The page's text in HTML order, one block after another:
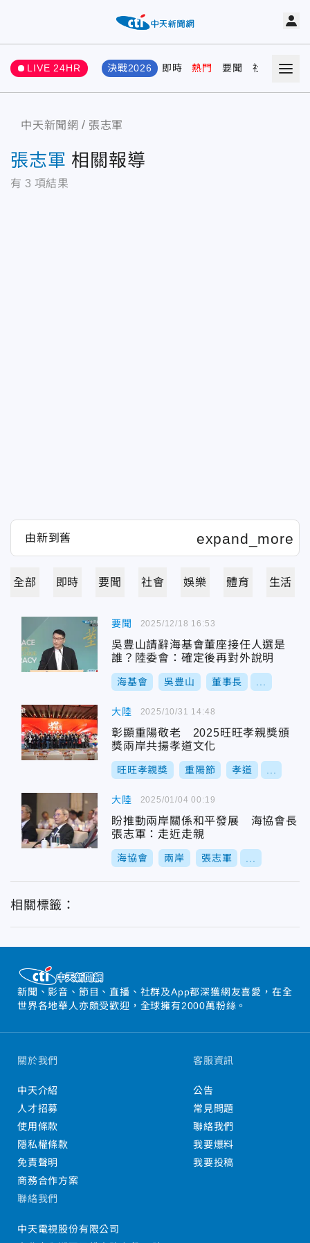
LIVE 24HR 決戰2026 即時 熱門 要聞 社會 娛樂
中天新聞網 張志軍
張志軍 相關報導
有 3 項結果
全部 即時 要聞 社會 娛樂 體育 生活
要聞
吳豊山請辭海基會董座接任人選是
誰？陸委會：確定後再對外說明
海基會 吳豊山 董事長
2025/12/18 16:53
大陸
彰顯重陽敬老 2025旺旺孝親獎頒
獎兩岸共揚孝道文化
旺旺孝親獎 重陽節 孝道
2025/10/31 14:48
大陸
盼推動兩岸關係和平發展 海協會長
張志軍：走近走親
海協會 兩岸 張志軍
2025/01/04 00:19
相關標籤：
新聞、影音、節目、直播、社群及App都深獲網友喜愛，在全
世界各地華人亦頗受歡迎，全球擁有2000萬粉絲。
關於我們
中天介紹
人才招募
使用條款
隱私權條款
免責聲明
商務合作方案
客服資訊
公告
常見問題
聯絡我們
我要爆料
我要投稿
聯絡我們
中天電視股份有限公司